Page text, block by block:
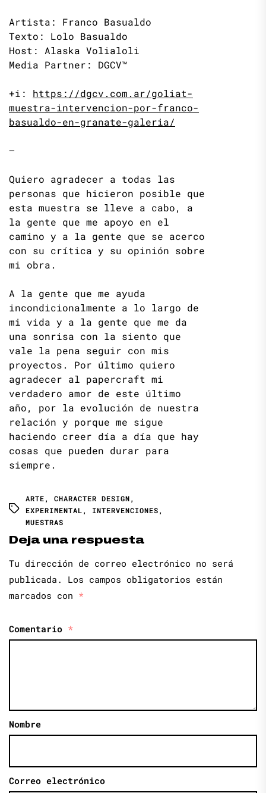
Artista: Franco Basualdo
Texto: Lolo Basualdo
Host: Alaska Volialoli
Media Partner: DGCV™
+i: https://dgcv.com.ar/goliat-
muestra-intervencion-por-franco-
basualdo-en-granate-galeria/
—
Quiero agradecer a todas las
personas que hicieron posible que
esta muestra se lleve a cabo, a
la gente que me apoyo en el
camino y a la gente que se acerco
con su crítica y su opinión sobre
mi obra.
A la gente que me ayuda
incondicionalmente a lo largo de
mi vida y a la gente que me da
una sonrisa con la siento que
vale la pena seguir con mis
proyectos. Por último quiero
agradecer al papercraft mi
verdadero amor de este último
año, por la evolución de nuestra
relación y porque me sigue
haciendo creer día a día que hay
cosas que pueden durar para
siempre.
ARTE, CHARACTER DESIGN,
EXPERIMENTAL, INTERVENCIONES,
MUESTRAS
Deja una respuesta
Tu dirección de correo electrónico no será
publicada.
Los campos obligatorios están
marcados con *
Comentario *
Nombre
Correo electrónico